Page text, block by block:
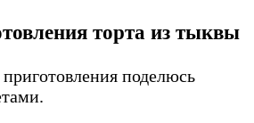
торта из тыквы
поделюсь